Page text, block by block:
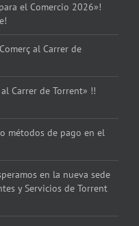
el Comercio 2026»!
al Carrer de
Carrer de Torrent» !!
métodos de pago en el
en la nueva sede
y Servicios de Torrent